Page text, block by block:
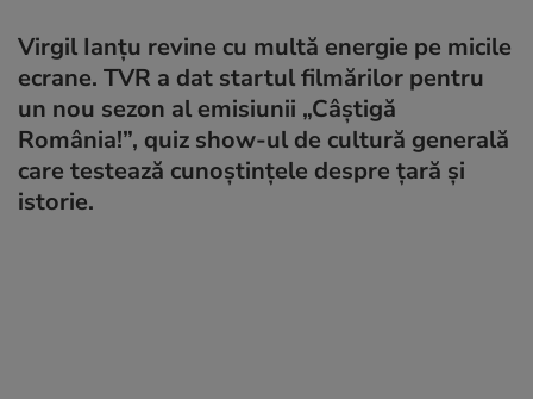
Virgil Ianțu revine cu multă energie pe micile
ecrane. TVR a dat startul filmărilor pentru
un nou sezon al emisiunii „Câștigă
România!”, quiz show-ul de cultură generală
care testează cunoștințele despre țară și
istorie.